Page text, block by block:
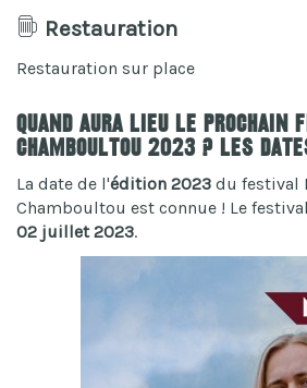
Restauration
Restauration sur place
Quand aura lieu le prochain
Chamboultou 2023 ? Les
La date de l'édition 2023 du festival
Chamboultou est connue ! Le
02 juillet 2023.